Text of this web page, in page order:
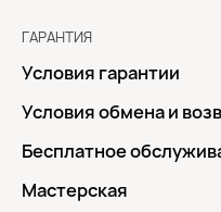
ГАРАНТИЯ
Условия гарантии
Условия обмена и
Бесплатное
Мастерская